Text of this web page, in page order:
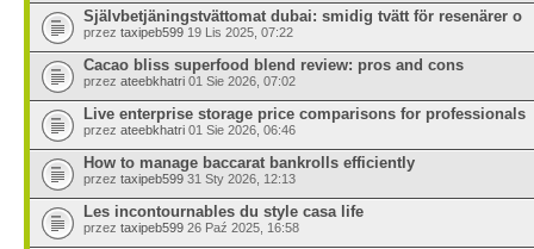
Självbetjäningstvättomat dubai: smidig tvätt för resenärer o
przez taxipeb599 19 Lis 2025, 07:22
Cacao bliss superfood blend review: pros and cons
przez ateebkhatri 01 Sie 2026, 07:02
Live enterprise storage price comparisons for professionals
przez ateebkhatri 01 Sie 2026, 06:46
How to manage baccarat bankrolls efficiently
przez taxipeb599 31 Sty 2026, 12:13
Les incontournables du style casa life
przez taxipeb599 26 Paź 2025, 16:58